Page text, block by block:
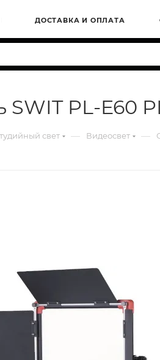
ДОСТАВКА И ОПЛАТА
PL-E60
свет — Видеосвет —